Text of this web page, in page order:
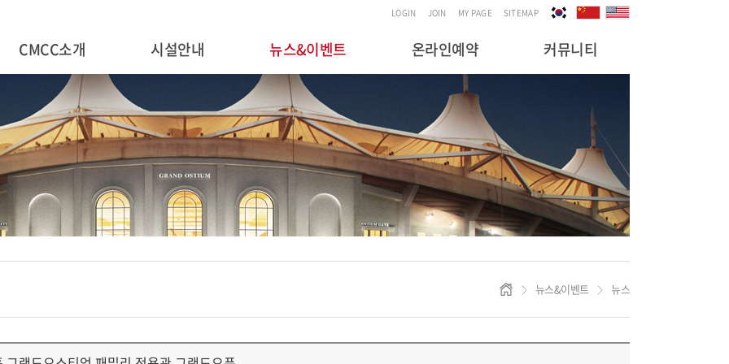
LOGIN JOIN MY PAGE SITEMAP
CMCC소개 시설안내 뉴스&이벤트 온라인예약 커뮤니티
> 뉴스&이벤트 > 뉴스